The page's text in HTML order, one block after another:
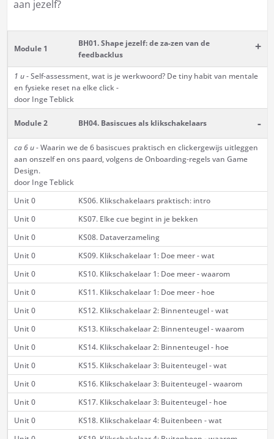
aan jezelf?
Module 1
BH01. Shape jezelf: de za-zen van de
feedbacklus
+
1 u- Self-assessment, wat is je werkwoord? De tiny habit van mentale
en fysieke reset na elke click -
door Inge Teblick
Module 2 BH04. Basiscues als klikschakelaars -
ca 6 u -Waarin we de 6 basiscues praktisch en clickergewijs uitleggen
aan onszelf en ons paard, volgens de Onboarding-regels van Game
Design.
door Inge Teblick
Unit 0
KS06. Klikschakelaars praktisch: intro
Unit 0
KS07. Elke cue begint in je bekken
Unit 0
KS08. Dataverzameling
Unit 0
KS09. Klikschakelaar 1: Doe meer - wat
Unit 0
KS10. Klikschakelaar 1: Doe meer - waarom
Unit 0
KS11. Klikschakelaar 1: Doe meer - hoe
Unit 0
KS12. Klikschakelaar 2: Binnenteugel - wat
Unit 0
KS13. Klikschakelaar 2: Binnenteugel - waarom
Unit 0
KS14. Klikschakelaar 2: Binnenteugel - hoe
Unit 0
KS15. Klikschakelaar 3: Buitenteugel - wat
Unit 0
KS16. Klikschakelaar 3: Buitenteugel - waarom
Unit 0
KS17. Klikschakelaar 3: Buitenteugel - hoe
Unit 0
KS18. Klikschakelaar 4: Buitenbeen - wat